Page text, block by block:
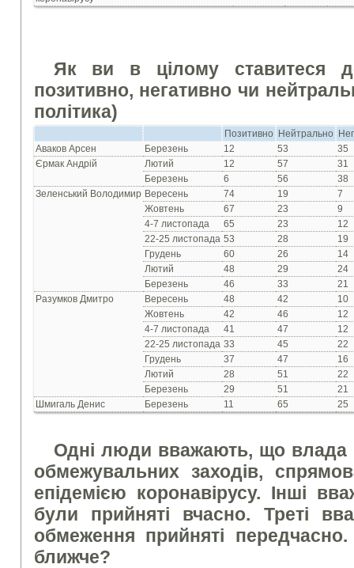
Як ви в цілому ставитеся
позитивно, негативно чи
політика)
Позитивно Нейтрально
Аваков Арсен
Березень 12 53
35
Єрмак Андрій
Лютий 12 57
31
Березень
6 56
38
Зеленський Володимир Вересень 74 19
7
Жовтень
67 23
9
4-7 листопада
65 23
12
22-25 листопада 53 28
19
Грудень
60 26
14
Лютий
48 29
24
Березень
46 33
21
Разумков Дмитро
Вересень 48 42
10
Жовтень
42 46
12
4-7 листопада
41 47
12
22-25 листопада 33 45
22
Грудень
37 47
16
Лютий
28 51
22
Березень
29 51
21
Шмигаль Денис
Березень 11 65 25
Одні люди вважають, що влада
обмежувальних заходів,
епідемією коронавірусу. Інші
були прийняті вчасно. Треті
обмеження прийняті
ближче?